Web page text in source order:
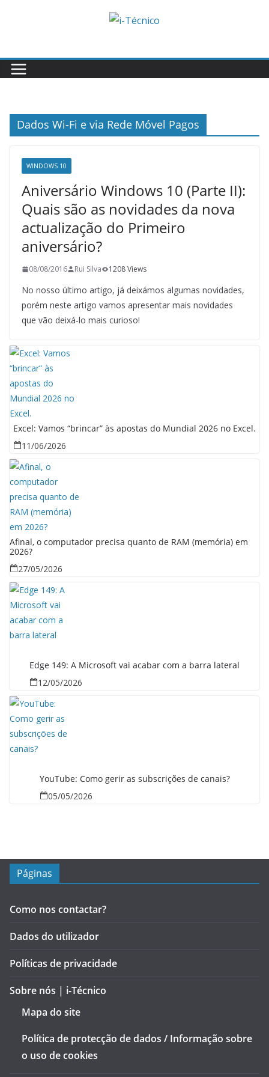
Dados Wi-Fi e via Rede Móvel Pagos
WINDOWS 10
Aniversário Windows 10 (Parte II):
Quais são as novidades da nova
actualização do Primeiro
aniversário?
08/08/2016 Rui Silva 1208 Views
No nosso último artigo, já deixámos algumas novidades,
porém neste artigo vamos apresentar mais novidades
que vão deixá-lo mais curioso!
Excel: Vamos “brincar” às apostas do Mundial 2026 no Excel.
11/06/2026
Afinal, o computador precisa quanto de RAM (memória) em
2026?
27/05/2026
Edge 149: A Microsoft vai acabar com a barra lateral
12/05/2026
YouTube: Como gerir as subscrições de canais?
05/05/2026
Páginas
Como nos contactar?
Dados do utilizador
Políticas de privacidade
Sobre nós | i-Técnico
Mapa do site
Política de protecção de dados / Informação sobre
o uso de cookies